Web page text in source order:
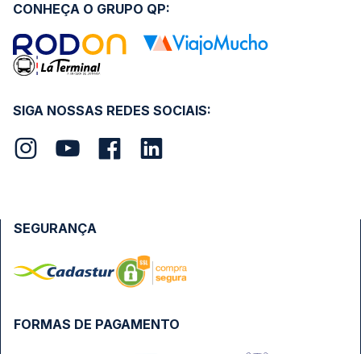
SIGA NOSSAS REDES SOCIAIS:
CONHEÇA O GRUPO QP:
FORMAS DE PAGAMENTO
SEGURANÇA